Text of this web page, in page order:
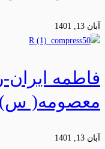
آبان 13, 1401
فاطمه
معصومه( س)
آبان 13, 1401